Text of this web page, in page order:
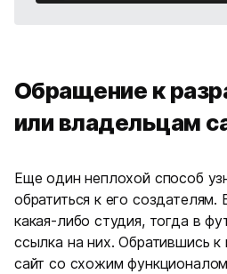
Обращение к
или владельцам
Еще один неплохой способ
обратиться к его создателям.
какая-либо студия, тогда в
ссылка на них. Обратившись
сайт со схожим